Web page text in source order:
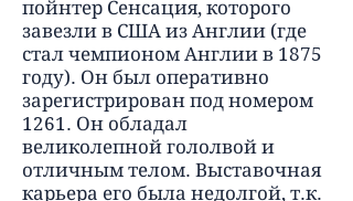
пойнтер Сенсация, которого
завезли в США из Англии (где
стал чемпионом Англии в 1875
году). Он был оперативно
зарегистрирован под номером
1261. Он обладал
великолепной гололвой и
отличным телом. Выставочная
карьера его была недолгой, т.к.